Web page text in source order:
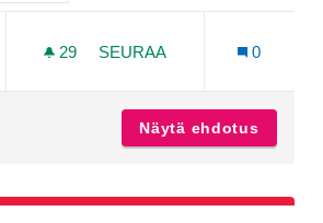
29 29 SEURAAJAA
SEURAA
0
Näytä ehdotus